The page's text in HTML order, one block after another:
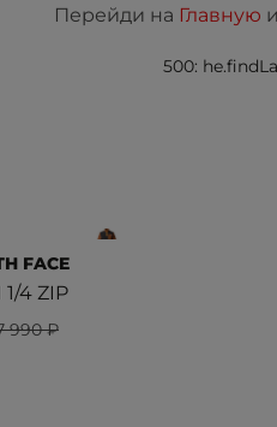
Перейди на Главную
500:
FACE
4 ZIP
990 ₽